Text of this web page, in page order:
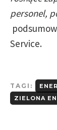
personel,
Service.
TAGI:
ZIELONA